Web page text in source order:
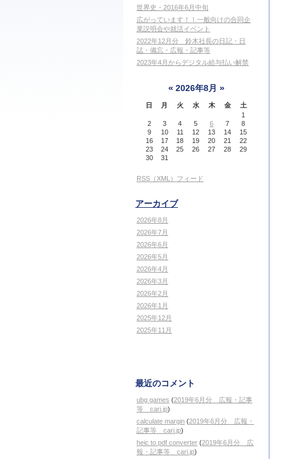
世界史・2016年6月中旬
広がっています！！一般向けの合同企
業説明会や就活イベント
2022年12月分 鈴木社長の日記・日
誌・備忘・広報・記事等
2023年4月からデジタル給与払い解禁
« 2026年8月 »
日 月 火 水 木 金
土
1
2
3 4 5 6 7
8
9
10 11 12 13 14
15
16
17 18 19 20 21
22
23
24 25 26 27 28
29
30
31
RSS（XML）フィード
アーカイブ
2026年8月
2026年7月
2026年6月
2026年5月
2026年4月
2026年3月
2026年2月
2026年1月
2025年12月
2025年11月
最近のコメント
ubg games (2019年6月分 広報・記事
等 cari.jp)
calculate margin (2019年6月分 広報・
記事等 cari.jp)
heic to pdf converter (2019年6月分 広
報・記事等 cari.jp)